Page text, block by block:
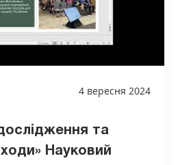
4 вересня 2024
та
Науковий